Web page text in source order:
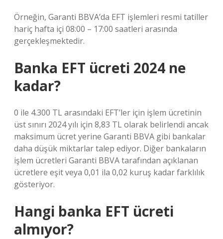
Örneğin, Garanti BBVA’da EFT işlemleri resmi tatiller
hariç hafta içi 08:00 – 17:00 saatleri arasında
gerçekleşmektedir.
Banka EFT ücreti 2024 ne
kadar?
0 ile 4.300 TL arasındaki EFT’ler için işlem ücretinin
üst sınırı 2024 yılı için 8,83 TL olarak belirlendi ancak
maksimum ücret yerine Garanti BBVA gibi bankalar
daha düşük miktarlar talep ediyor. Diğer bankaların
işlem ücretleri Garanti BBVA tarafından açıklanan
ücretlere eşit veya 0,01 ila 0,02 kuruş kadar farklılık
gösteriyor.
Hangi banka EFT ücreti
almıyor?